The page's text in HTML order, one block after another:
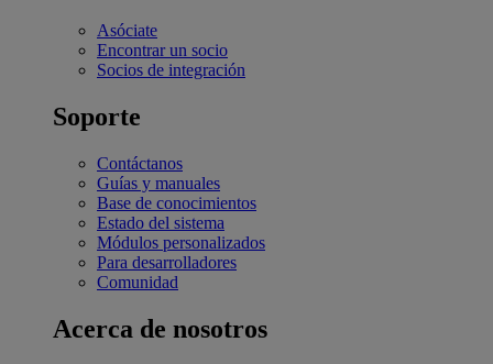
Asóciate
Encontrar un socio
Socios de integración
Soporte
Contáctanos
Guías y manuales
Base de conocimientos
Estado del sistema
Módulos personalizados
Para desarrolladores
Comunidad
Acerca de nosotros